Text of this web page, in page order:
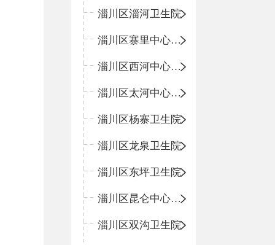
淄川区淄河卫生院
淄川区寨里中心卫生院
淄川区西河中心卫生院
淄川区太河中心卫生院
淄川区杨寨卫生院
淄川区龙泉卫生院
淄川区东坪卫生院
淄川区昆仑中心卫生院
淄川区双沟卫生院